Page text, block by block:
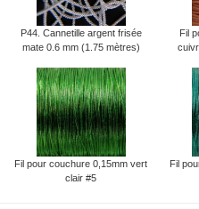
P44. Cannetille argent frisée
mate 0.6 mm (1.75 mètres)
Fil
Fil pour couchure 0,15mm vert
clair #5
Fil